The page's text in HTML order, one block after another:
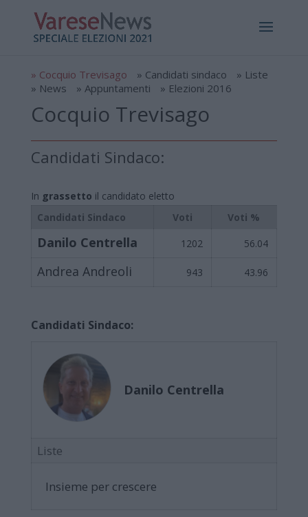
» Cocquio Trevisago » Candidati sindaco
» Liste
» News
» Appuntamenti » Elezioni 2016
Cocquio Trevisago
Candidati Sindaco:
In grassetto il candidato eletto
Candidati Sindaco
Voti Voti %
Danilo Centrella 1202 56.04
Andrea Andreoli 943 43.96
Candidati Sindaco:
Danilo Centrella
Liste
Insieme per crescere